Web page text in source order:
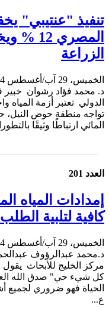
تنفيذ "عنتيبي"
الزراعة
الخميس، 29 آب/أغسطس 2024
د. محمد فؤاد رشوان خبير
الدولي تعتبر أزمة المياه
تواجه منطقة حوض
المائي ارتباطًا وثيقًا
العدد 201
إمدادات المياه
كافية لتلبية
الخميس، 29 آب/أغسطس 2024
د.محمد عبدالرؤوف
مركز الخليج للأبحاث
الحياة فهو ضروري لجميع
ع...